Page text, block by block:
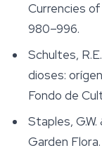
Currencies
980–996.
Schultes,
dioses:
Fondo de
Staples,
Garden Flora